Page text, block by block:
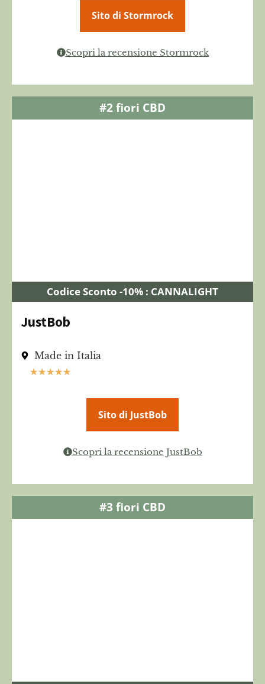
Sito di Stormrock
Scopri la recensione Stormrock
#2 fiori CBD
Codice Sconto -10% : CANNALIGHT
JustBob
Made in Italia
★★★★★
Sito di JustBob
Scopri la recensione JustBob
#3 fiori CBD